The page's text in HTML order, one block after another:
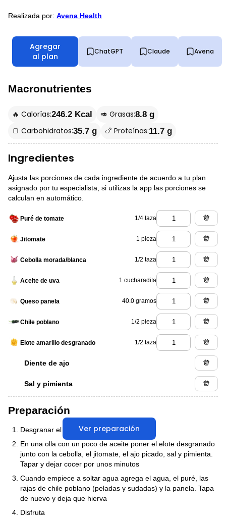
Realizada por: Avena Health
Agregar
al plan
ChatGPT Claude Avena
Macronutrientes
🔥 Calorías:246.2 Kcal 🥑 Grasas:8.8 g
🍞 Carbohidratos:35.7 g 🍗 Proteínas:11.7 g
Ingredientes
Ajusta las porciones de cada ingrediente de acuerdo a tu plan
asignado por tu especialista, si utilizas la app las porciones se
calculan en automático.
Puré de tomate 1/4 taza
Jitomate 1 pieza
Cebolla morada/blanca 1/2 taza
Aceite de uva 1 cucharadita
Queso panela 40.0 gramos
Chile poblano 1/2 pieza
Elote amarillo desgranado 1/2 taza
Diente de ajo
Sal y pimienta
Ver preparación
Preparación
Desgranar el elote blanco
En una olla con un poco de aceite poner el elote desgranado
junto con la cebolla, el jitomate, el ajo picado, sal y pimienta.
Tapar y dejar cocer por unos minutos
Cuando empiece a soltar agua agrega el agua, el puré, las
rajas de chile poblano (peladas y sudadas) y la panela. Tapa
de nuevo y deja que hierva
Disfruta